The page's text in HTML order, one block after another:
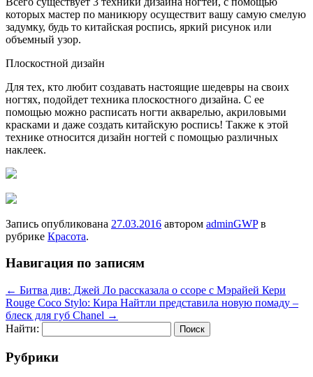
которых мастер по маникюру осуществит вашу самую смелую
задумку, будь то китайская роспись, яркий рисунок или
объемный узор.
Плоскостной дизайн
Для тех, кто любит создавать настоящие шедевры на своих
ногтях, подойдет техника плоскостного дизайна. С ее
помощью можно расписать ногти акварелью, акриловыми
красками и даже создать китайскую роспись! Также к этой
технике относится дизайн ногтей с помощью различных
наклеек.
Запись опубликована 27.03.2016 автором adminGWPв
рубрике Красота.
Навигация по записям
← Битва див: Джей Ло рассказала о ссоре с Мэрайей Кери
Rouge Coco Stylo: Кира Найтли представила новую помаду –
блеск для губ Chanel →
Найти:
Рубрики